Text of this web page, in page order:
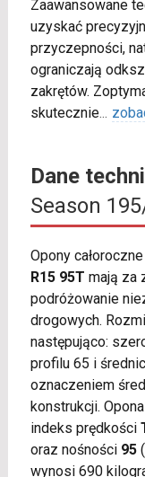
Zaawansowane
uzyskać
przyczepności,
ograniczają
zakrętów.
skutecznie...
Dane
Season
Opony całoroczne
R15 95T mają za
podróżowanie
drogowych.
następująco:
profilu 65 i
oznaczeniem
konstrukcji. Opona
indeks prędkości
oraz nośności 95
wynosi 690